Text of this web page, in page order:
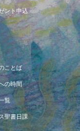
ント申込
ことば
の時間
覧
聖書日課